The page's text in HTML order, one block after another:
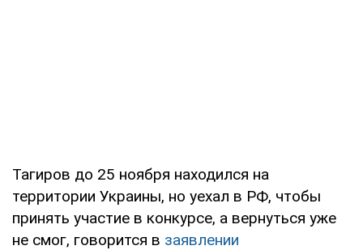
Тагиров до 25 ноября находился на
территории Украины, но уехал в РФ, чтобы
принять участие в конкурсе, а вернуться уже
не смог, говорится в заявлении